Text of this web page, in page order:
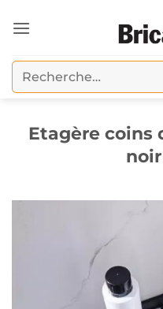
au
Recherche
pour :
Etagère coins